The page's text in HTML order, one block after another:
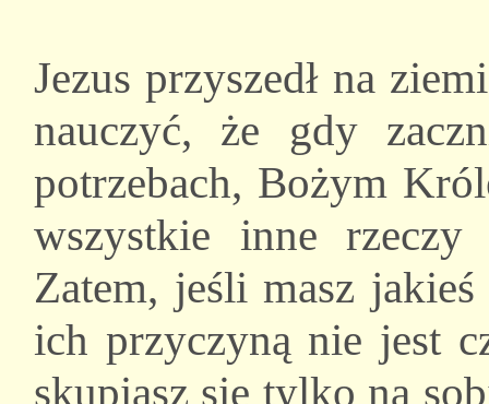
Jezus przyszedł na
nauczyć, że gdy
potrzebach, Bożym
wszystkie inne rzeczy
Zatem, jeśli masz
ich przyczyną nie jest
skupiasz się tylko na